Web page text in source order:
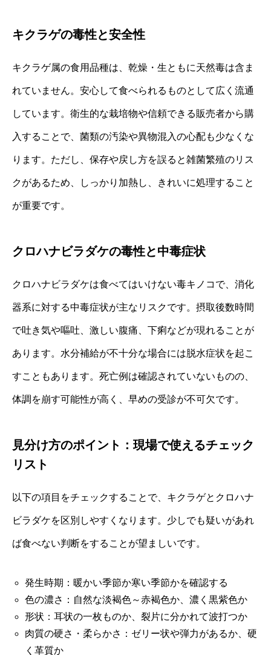
キクラゲの毒性と安全性
キクラゲ属の食用品種は、乾燥・生ともに天然毒は含ま
れていません。安心して食べられるものとして広く流通
しています。衛生的な栽培物や信頼できる販売者から購
入することで、菌類の汚染や異物混入の心配も少なくな
ります。ただし、保存や戻し方を誤ると雑菌繁殖のリス
クがあるため、しっかり加熱し、きれいに処理すること
が重要です。
クロハナビラダケの毒性と中毒症状
クロハナビラダケは食べてはいけない毒キノコで、消化
器系に対する中毒症状が主なリスクです。摂取後数時間
で吐き気や嘔吐、激しい腹痛、下痢などが現れることが
あります。水分補給が不十分な場合には脱水症状を起こ
すこともあります。死亡例は確認されていないものの、
体調を崩す可能性が高く、早めの受診が不可欠です。
見分け方のポイント：現場で使えるチェック
リスト
以下の項目をチェックすることで、キクラゲとクロハナ
ビラダケを区別しやすくなります。少しでも疑いがあれ
ば食べない判断をすることが望ましいです。
発生時期：暖かい季節か寒い季節かを確認する
色の濃さ：自然な淡褐色～赤褐色か、濃く黒紫色か
形状：耳状の一枚ものか、裂片に分かれて波打つか
肉質の硬さ・柔らかさ：ゼリー状や弾力があるか、硬
く革質か